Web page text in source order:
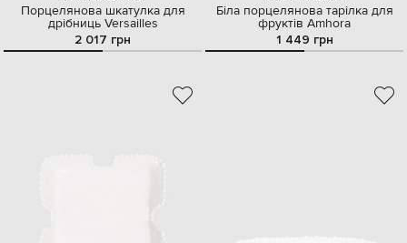
Порцелянова шкатулка для
дрібниць Versailles
2 017 грн
Біла порцелянова тарілка для
фруктів Amhora
1 449 грн